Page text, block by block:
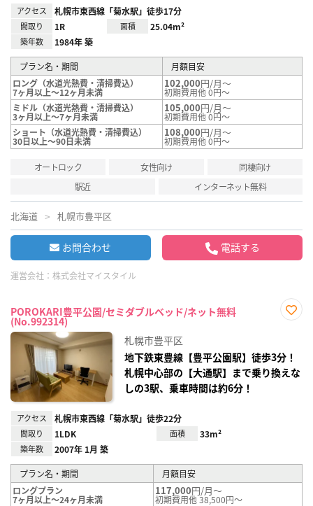
アクセス 札幌市東西線「菊水駅」徒歩17分
間取り 1R 面積 25.04m²
築年数 1984年 築
プラン名・期間
月額目安
ロング（水道光熱費・清掃費込）
7ヶ月以上～12ヶ月未満
102,000円/月～
初期費用他 0円～
ミドル（水道光熱費・清掃費込）
3ヶ月以上～7ヶ月未満
105,000円/月～
初期費用他 0円～
ショート（水道光熱費・清掃費込）
30日以上～90日未満
108,000円/月～
初期費用他 0円～
オートロック 女性向け
同棲向け
駅近
インターネット無料
北海道 札幌市豊平区
お問合わせ 電話する
運営会社： 株式会社マイスタイル
POROKARI豊平公園/セミダブルベッド/ネット無料
(No.992314)
録
札幌市豊平区
地下鉄東豊線【豊平公園駅】徒歩3分！
札幌中心部の【大通駅】まで乗り換えな
しの3駅、乗車時間は約6分！
アクセス 札幌市東西線「菊水駅」徒歩22分
間取り 1LDK 面積 33m²
築年数 2007年 1月 築
プラン名・期間
月額目安
ロングプラン
7ヶ月以上～24ヶ月未満
117,000円/月～
初期費用他 38,500円～